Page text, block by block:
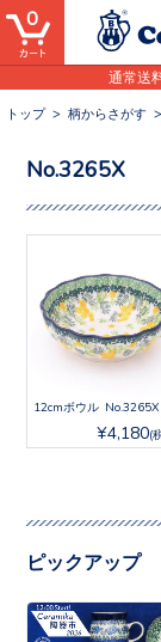
通常送
0
トップ> 柄からさがす
No.3265X
12cmボウル No.3265X
¥4,180(
ピックアップ